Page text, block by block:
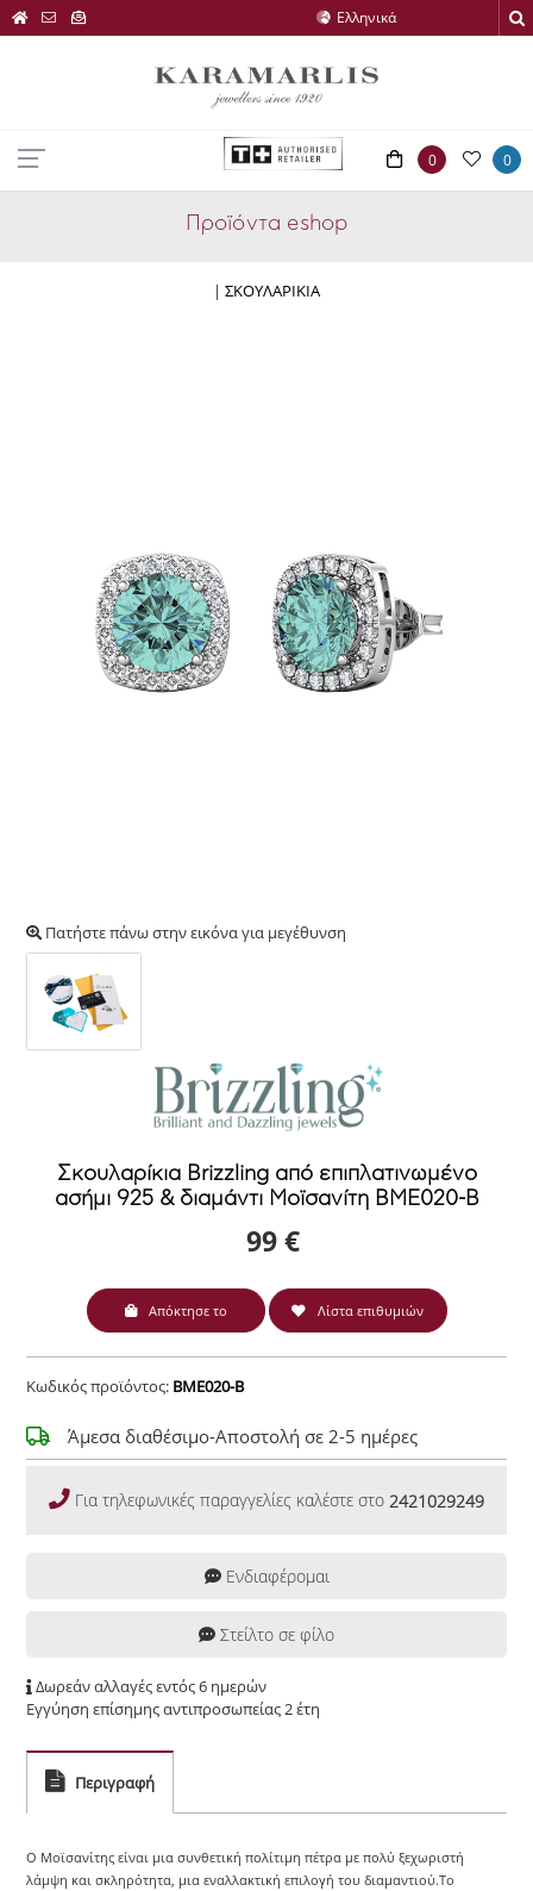
0 0
Προϊόντα eshop
| ΣΚΟΥΛΑΡΙΚΙΑ
Πατήστε πάνω στην εικόνα για μεγέθυνση
Σκουλαρίκια Brizzling από επιπλατινωμένο
ασήμι 925 & διαμάντι Μοϊσανίτη BME020-B
99 €
Απόκτησε το Λίστα επιθυμιών
Κωδικός προϊόντος: BME020-B
Άμεσα διαθέσιμο-Αποστολή σε 2-5 ημέρες
Για τηλεφωνικές παραγγελίες καλέστε στο 2421029249
Ενδιαφέρομαι
Στείλτο σε φίλο
Δωρεάν αλλαγές εντός 6 ημερών
Εγγύηση επίσημης αντιπροσωπείας 2 έτη
Περιγραφή
Ο Μοϊσανίτης είναι μια συνθετική πολίτιμη πέτρα με πολύ ξεχωριστή
λάμψη και σκληρότητα, μια εναλλακτική επιλογή του διαμαντιού.Το